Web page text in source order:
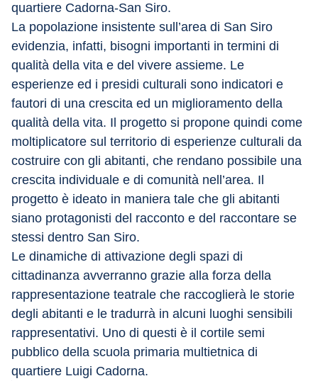
quartiere Cadorna-San Siro.
La popolazione insistente sull’area di San Siro
evidenzia, infatti, bisogni importanti in termini di
qualità della vita e del vivere assieme. Le
esperienze ed i presidi culturali sono indicatori e
fautori di una crescita ed un miglioramento della
qualità della vita. Il progetto si propone quindi come
moltiplicatore sul territorio di esperienze culturali da
costruire con gli abitanti, che rendano possibile una
crescita individuale e di comunità nell’area. Il
progetto è ideato in maniera tale che gli abitanti
siano protagonisti del racconto e del raccontare se
stessi dentro San Siro.
Le dinamiche di attivazione degli spazi di
cittadinanza avverranno grazie alla forza della
rappresentazione teatrale che raccoglierà le storie
degli abitanti e le tradurrà in alcuni luoghi sensibili
rappresentativi. Uno di questi è il cortile semi
pubblico della scuola primaria multietnica di
quartiere Luigi Cadorna.